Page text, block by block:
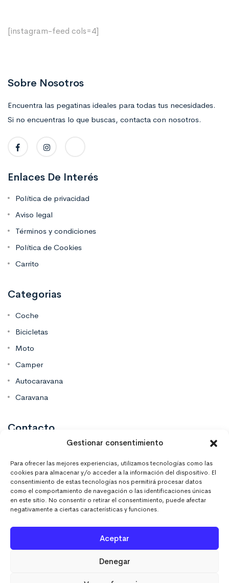
Gestionar consentimiento
Para ofrecer las mejores experiencias, utilizamos tecnologías como las
cookies para almacenar y/o acceder a la información del dispositivo. El
consentimiento de estas tecnologías nos permitirá procesar datos
como el comportamiento de navegación o las identificaciones únicas
en este sitio. No consentir o retirar el consentimiento, puede afectar
negativamente a ciertas características y funciones.
Aceptar
Denegar
[instagram-feed cols=4]
Sobre Nosotros
Encuentra las pegatinas ideales para todas tus necesidades.
Si no encuentras lo que buscas, contacta con nosotros.
Enlaces De Interés
Política de privacidad
Aviso legal
Términos y condiciones
Política de Cookies
Carrito
Categorias
Coche
Bicicletas
Moto
Camper
Autocaravana
Caravana
Contacto
637 671 470